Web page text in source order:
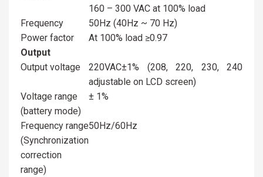
160 – 300 VAC at 100% load
Frequency
50Hz (40Hz ~ 70 Hz)
Power factor
At 100% load ≥0.97
Output
Output voltage
220VAC±1% (208, 220, 230, 240
adjustable on LCD screen)
Voltage range
(battery mode)
± 1%
Frequency range
(Synchronization
correction
range)
50Hz/60Hz